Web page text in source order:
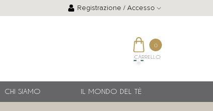
Registrazione / Accesso
0
CARRELLO
CHI SIAMO IL MONDO DEL TÈ